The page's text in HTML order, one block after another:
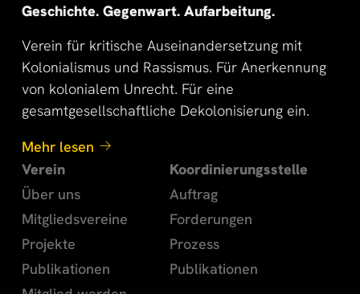
Geschichte. Gegenwart. Aufarbeitung.
Verein für kritische Auseinandersetzung mit
Kolonialismus und Rassismus. Für Anerkennung
von kolonialem Unrecht. Für eine
gesamtgesellschaftliche Dekolonisierung ein.
Mehr lesen
Verein
Über uns
Mitgliedsvereine
Projekte
Publikationen
Koordinierungsstelle
Auftrag
Forderungen
Prozess
Publikationen